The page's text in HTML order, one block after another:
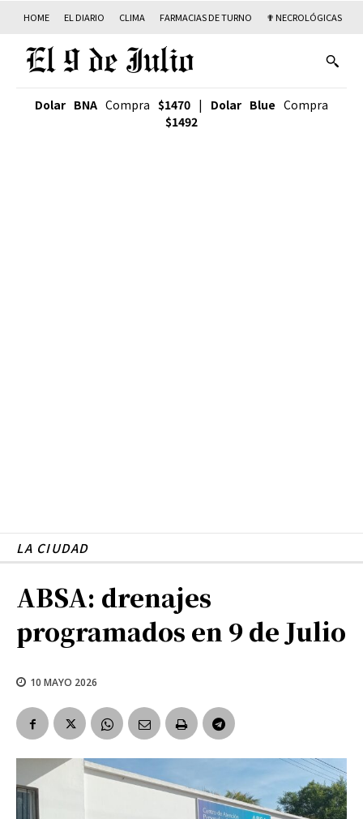
HOME EL DIARIO CLIMA FARMACIAS DE TURNO ✟ NECROLÓGICAS
Dolar BNA Compra $1470 | Dolar Blue Compra
$1492
LA CIUDAD
ABSA: drenajes
programados en 9 de Julio
10 MAYO 2026